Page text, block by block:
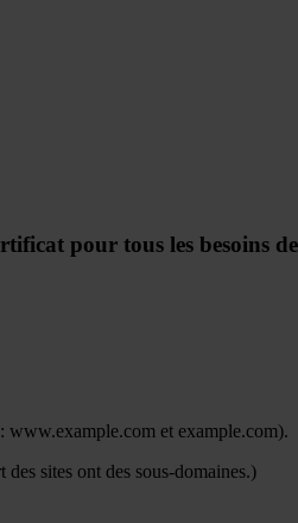
pour tous les besoins
www.example.com et example.com).
sites ont des sous-domaines.)